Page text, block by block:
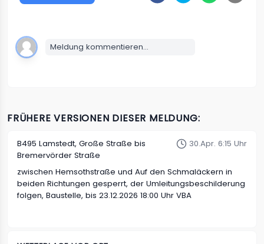
Meldung kommentieren...
FRÜHERE VERSIONEN DIESER MELDUNG:
B495 Lamstedt, Große Straße bis
Bremervörder Straße
30.Apr. 6:15 Uhr
zwischen Hemsothstraße und Auf den Schmaläckern in
beiden Richtungen gesperrt, der Umleitungsbeschilderung
folgen, Baustelle, bis 23.12.2026 18:00 Uhr VBA